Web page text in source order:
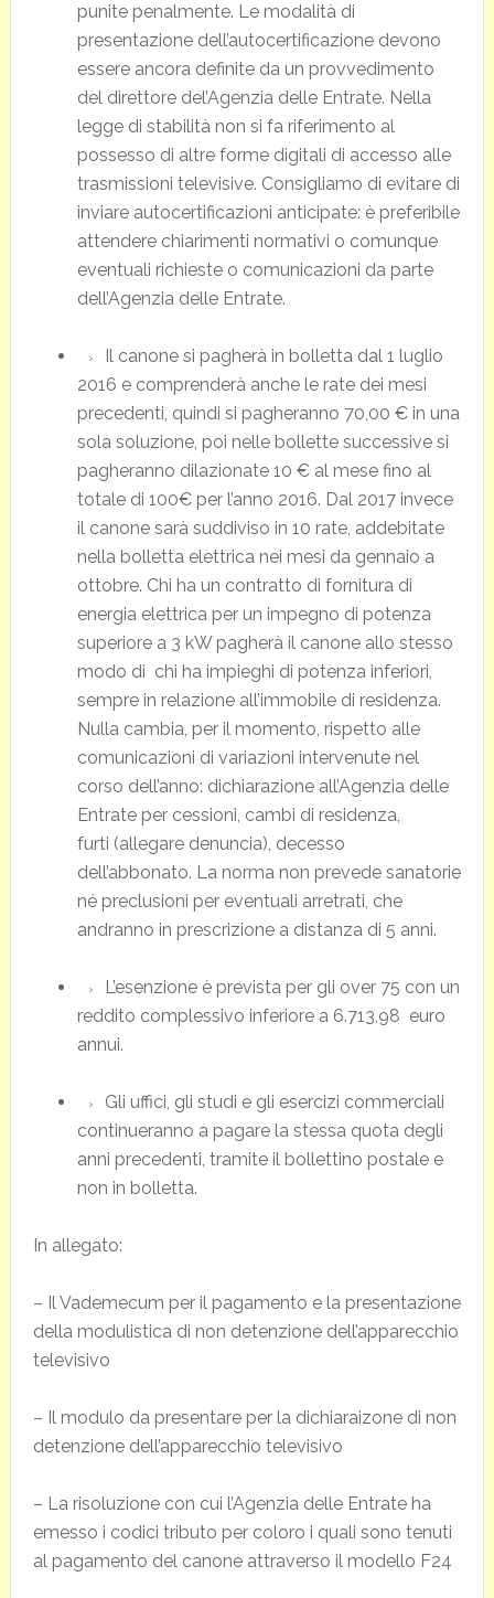
punite penalmente. Le modalità di
presentazione dell’autocertificazione devono
essere ancora definite da un provvedimento
del direttore del’Agenzia delle Entrate. Nella
legge di stabilità non si fa riferimento al
possesso di altre forme digitali di accesso alle
trasmissioni televisive. Consigliamo di evitare di
inviare autocertificazioni anticipate: è preferibile
attendere chiarimenti normativi o comunque
eventuali richieste o comunicazioni da parte
dell’Agenzia delle Entrate.
Il canone si pagherà in bolletta dal 1 luglio
2016 e comprenderà anche le rate dei mesi
precedenti, quindi si pagheranno 70,00 € in una
sola soluzione, poi nelle bollette successive si
pagheranno dilazionate 10 € al mese fino al
totale di 100€ per l’anno 2016. Dal 2017 invece
il canone sarà suddiviso in 10 rate, addebitate
nella bolletta elettrica nei mesi da gennaio a
ottobre. Chi ha un contratto di fornitura di
energia elettrica per un impegno di potenza
superiore a 3 kW pagherà il canone allo stesso
modo di chi ha impieghi di potenza inferiori,
sempre in relazione all’immobile di residenza.
Nulla cambia, per il momento, rispetto alle
comunicazioni di variazioni intervenute nel
corso dell’anno: dichiarazione all’Agenzia delle
Entrate per cessioni, cambi di residenza,
furti (allegare denuncia), decesso
dell’abbonato. La norma non prevede sanatorie
né preclusioni per eventuali arretrati, che
andranno in prescrizione a distanza di 5 anni.
L’esenzione è prevista per gli over 75 con un
reddito complessivo inferiore a 6.713,98 euro
annui.
Gli uffici, gli studi e gli esercizi commerciali
continueranno a pagare la stessa quota degli
anni precedenti, tramite il bollettino postale e
non in bolletta.
In allegato:
– Il Vademecum per il pagamento e la presentazione
della modulistica di non detenzione dell’apparecchio
televisivo
– Il modulo da presentare per la dichiaraizone di non
detenzione dell’apparecchio televisivo
– La risoluzione con cui l’Agenzia delle Entrate ha
emesso i codici tributo per coloro i quali sono tenuti
al pagamento del canone attraverso il modello F24